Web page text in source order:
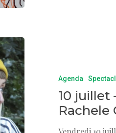
Agenda
10 juillet
Rachele